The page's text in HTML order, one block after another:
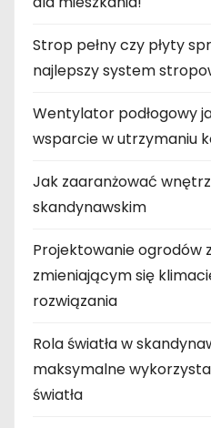
Strop pełny czy płyty
najlepszy system
Wentylator podłogowy
wsparcie w utrzymaniu
Jak zaaranżować
skandynawskim
Projektowanie ogrodów
zmieniającym się
rozwiązania
Rola światła w
maksymalne
światła